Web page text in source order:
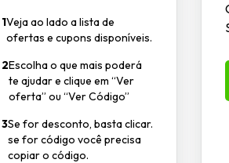
1Veja ao lado a lista de
ofertas e cupons disponíveis.
2Escolha o que mais poderá
te ajudar e clique em “Ver
oferta” ou “Ver Código”
3Se for desconto, basta clicar.
se for código você precisa
copiar o código.